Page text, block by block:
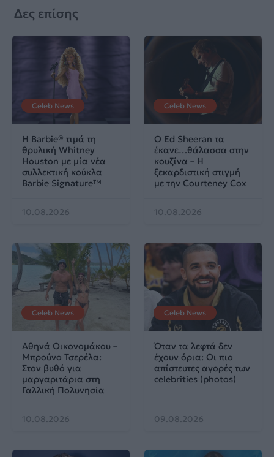
Δες επίσης
Celeb News
Η Barbie® τιμά τη
θρυλική Whitney
Houston με μία νέα
συλλεκτική κούκλα
Barbie Signature™
10.08.2026
Celeb News
Ο Ed Sheeran τα
έκανε…θάλασσα στην
κουζίνα – Η
ξεκαρδιστική στιγμή
με την Courteney Cox
10.08.2026
Celeb News
Αθηνά Οικονομάκου –
Μπρούνο Τσερέλα:
Στον βυθό για
μαργαριτάρια στη
Γαλλική Πολυνησία
10.08.2026
Celeb News
Όταν τα λεφτά δεν
έχουν όρια: Οι πιο
απίστευτες αγορές των
celebrities (photos)
09.08.2026